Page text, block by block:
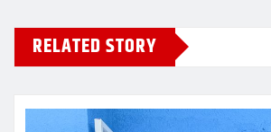
RELATED STORY